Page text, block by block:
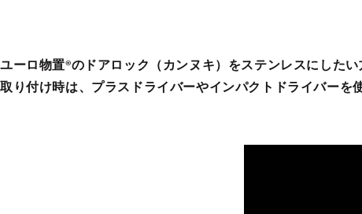
ユーロ物置®︎のドアロック（カンヌキ）をステンレスにした
取り付け時は、プラスドライバーやインパクトドライバーを